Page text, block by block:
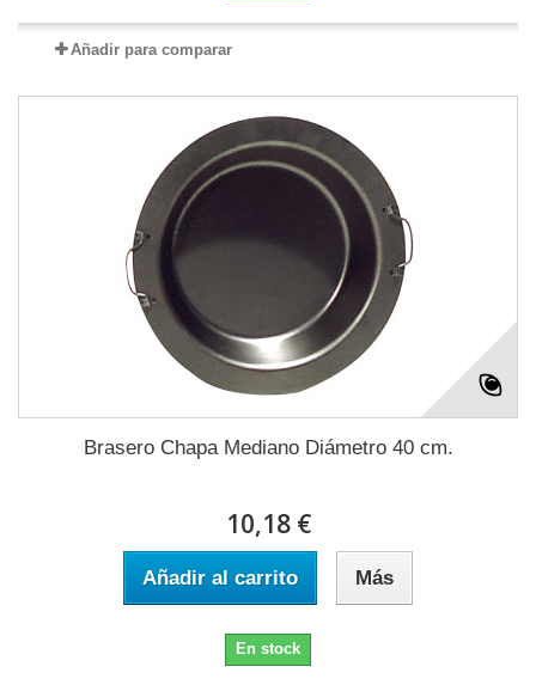
Añadir para comparar
Brasero Chapa Mediano Diámetro 40 cm.
10,18 €
Añadir al carrito Más
En stock